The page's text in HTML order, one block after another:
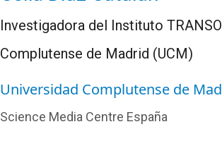
Investigadora del Instituto
Complutense de Madrid (UCM)
Universidad Complutense de
Science Media Centre España